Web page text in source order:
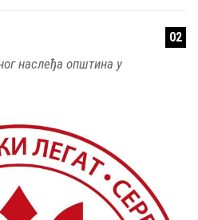
02
наслеђа општина у